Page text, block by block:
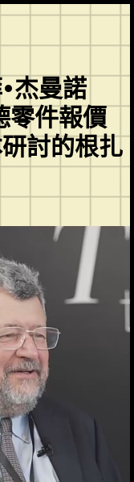
杰曼諾
零件報價
討的根扎